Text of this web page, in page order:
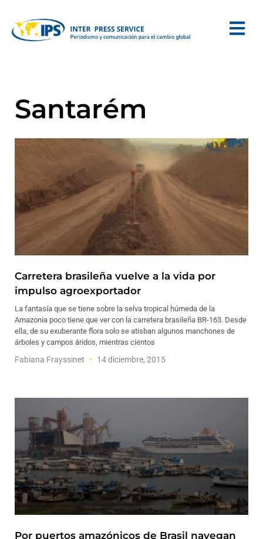
Santarém
Carretera brasileña vuelve a la vida por
impulso agroexportador
La fantasía que se tiene sobre la selva tropical húmeda de la
Amazonia poco tiene que ver con la carretera brasileña BR-163. Desde
ella, de su exuberante flora solo se atisban algunos manchones de
árboles y campos áridos, mientras cientos
Fabiana Frayssinet 14 diciembre, 2015
Por puertos amazónicos de Brasil navegan